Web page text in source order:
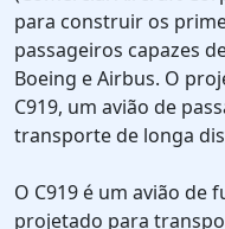
para construir os
passageiros capazes
Boeing e Airbus. O
C919, um avião de
transporte de longa
O C919 é um avião de
projetado para